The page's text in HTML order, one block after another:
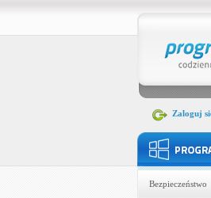
Zaloguj
Bezpieczeństwo